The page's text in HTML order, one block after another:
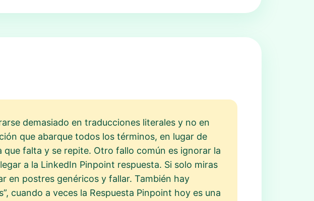
demasiado en traducciones literales y no en
que abarque todos los términos, en lugar de
falta y se repite. Otro fallo común es ignorar la
a la LinkedIn Pinpoint respuesta. Si solo miras
en postres genéricos y fallar. También hay
cuando a veces la Respuesta Pinpoint hoy es una